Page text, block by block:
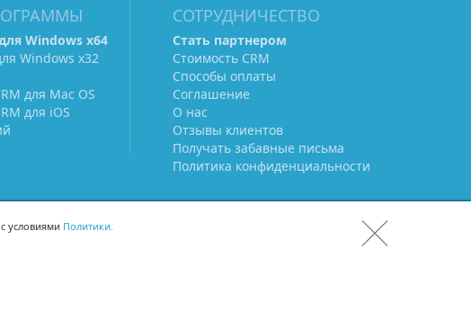
Windows х64
Windows х32
для Mac OS
для iOS
СОТРУДНИЧЕСТВО
Стать партнером
Стоимость CRM
Способы оплаты
Соглашение
О нас
Отзывы клиентов
Получать забавные письма
Политика конфиденциальности
условиями Политики.